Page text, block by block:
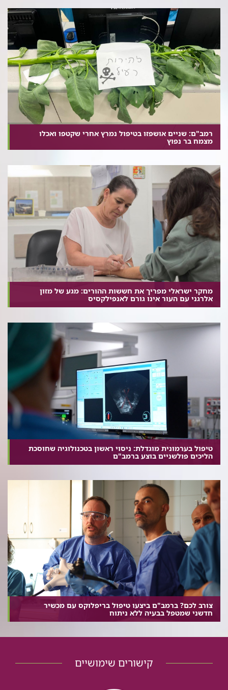
רמב"ם: שניים אושפזו בטיפול נמרץ אחרי שקטפו ואכלו
מצמח בר נפוץ
מחקר ישראלי מפריך את חששות ההורים: מגע של מזון
אלרגני עם העור אינו גורם לאנפילקסיס
טיפול בערמונית מוגדלת: ניסוי ראשון בטכנולוגיה שחוסכת
הליכים פולשניים בוצע ברמב"ם
צורב לכם? ברמב"ם ביצעו טיפול בריפלוקס עם מכשיר
חדשני שמטפל בבעיה ללא ניתוח
קישורים שימושיים